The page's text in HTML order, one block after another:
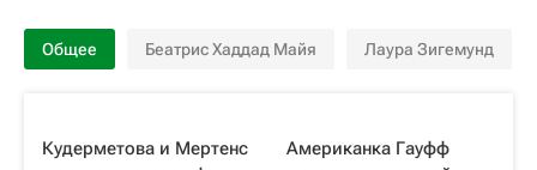
Общее Беатрис Хаддад Майя Лаура Зигемунд
Кудерметова и Мертенс
Американка Гауфф